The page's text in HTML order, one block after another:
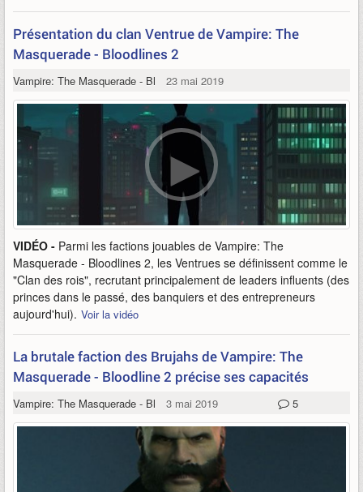
Présentation du clan Ventrue de Vampire: The
Masquerade - Bloodlines 2
Vampire: The Masquerade - Bloodlines 2
23 mai 2019
VIDÉO - Parmi les factions jouables de Vampire: The
Masquerade - Bloodlines 2, les Ventrues se définissent comme le
"Clan des rois", recrutant principalement de leaders influents (des
princes dans le passé, des banquiers et des entrepreneurs
aujourd'hui). Voir la vidéo
La brutale faction des Brujahs de Vampire: The
Masquerade - Bloodline 2 précise ses capacités
Vampire: The Masquerade - Bloodlines 2
3 mai 2019 5